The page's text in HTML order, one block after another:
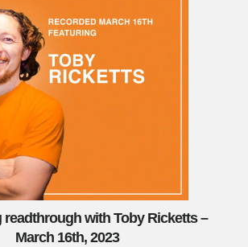
readthrough with Toby Ricketts –
March 16th, 2023